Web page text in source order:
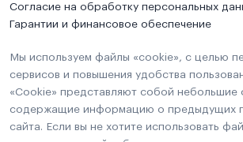
Согласие на обработку персональных
Гарантии и финансовое обеспечение
Мы используем файлы «cookie», с целью
сервисов и повышения удобства
«Cookie» представляют собой небольшие
содержащие информацию о предыдущих
сайта. Если вы не хотите использовать